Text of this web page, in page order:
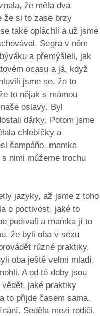
že měla dva
že si to zase brzy
také opláchli a už jsme
Segra v něm
a přemýšleli, jak
ocasu a já, když
jsme se, že to
to nějak s mámou
oslavy. Byl
dárky. Potom jsme
chlebíčky a
šampáňo, mamka
nimi můžeme trochu
jazyky, až jsme z toho
o poctivost, jaké to
podívali a mamka jí to
že byli oba v sexu
různé praktiky,
oba ještě velmi mladí,
A od té doby jsou
jaké praktiky
to přijde časem sama.
Seděla mezi rodiči,